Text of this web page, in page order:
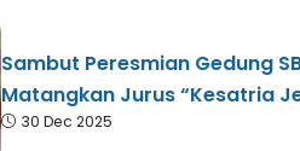
​Sambut Peresmian Gedung
Matangkan Jurus “Kesatria
30 Dec 2025